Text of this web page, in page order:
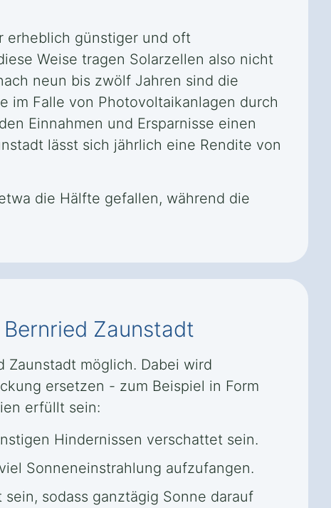
erheblich günstiger und oft
Weise tragen Solarzellen also nicht
neun bis zwölf Jahren sind die
im Falle von Photovoltaikanlagen durch
Einnahmen und Ersparnisse einen
lässt sich jährlich eine Rendite von
die Hälfte gefallen, während die
Bernried Zaunstadt
möglich. Dabei wird
ersetzen - zum Beispiel in Form
erfüllt sein:
Hindernissen verschattet sein.
Sonneneinstrahlung aufzufangen.
sodass ganztägig Sonne darauf